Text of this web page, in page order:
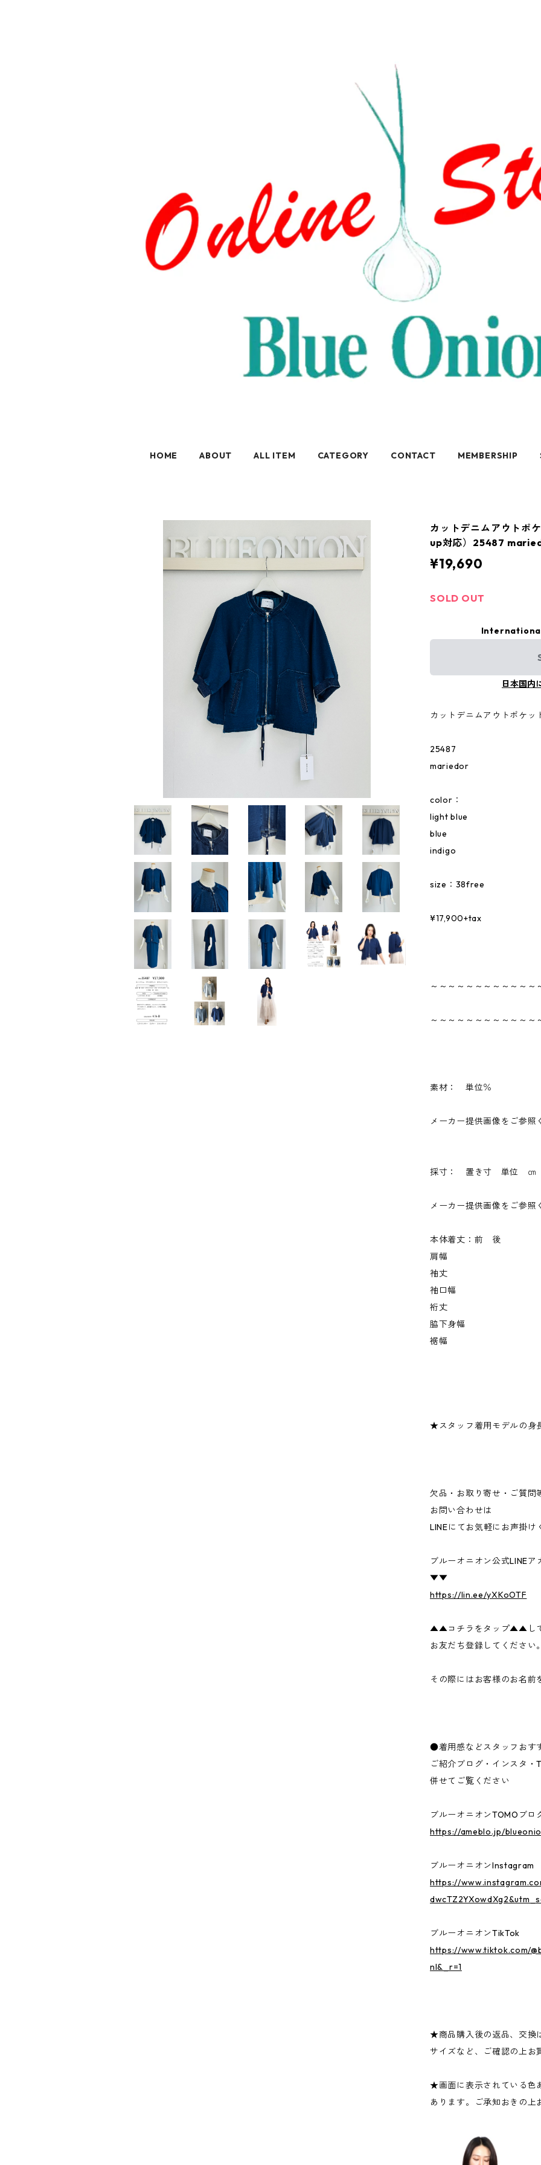
HOME ABOUT ALL ITEM CATEGORY CONTACT MEMBERSHIP
カットデニムアウトポ
up対応）25487
¥19,690
SOLD OUT
日本国内
カットデニムアウトポケッ
25487
mariedor
color：
light blue
blue
indigo
size：38free
¥17,900+tax
～～～～～～～～～～～～
～～～～～～～～～～～～
素材： 単位％
メーカー提供画像をご参照
採寸： 置き寸 単位 ㎝
メーカー提供画像をご参照
本体着丈：前 後
肩幅
袖丈
袖口幅
裄丈
脇下身幅
裾幅
★スタッフ着用モデルの身
欠品・お取り寄せ・ご質問
お問い合わせは
LINEにてお気軽にお声掛け
ブルーオニオン公式LINEア
▼▼
https://lin.ee/yXKoOTF
▲▲コチラをタップ▲▲し
お友だち登録してください。
その際にはお客様のお名前
●着用感などスタッフおす
ご紹介ブログ・インスタ・
併せてご覧ください
ブルーオニオンTOMOブロ
https://ameblo.jp/
ブルーオニオンInstagram
https://
ブルーオニオンTikTok
https://www.tiktok.com/
nI&_r=1
★商品購入後の返品、交換
サイズなど、ご確認の上お
★画面に表示されている色
あります。ご承知おきの上